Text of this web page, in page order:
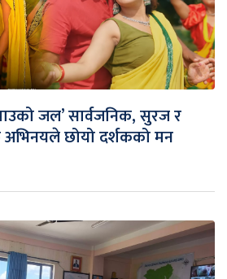
जल’ सार्वजनिक, सुरज र
छोयो दर्शकको मन